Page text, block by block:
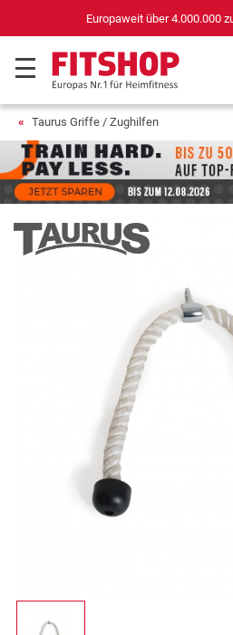
für Sportgeräte (n-
Taurus Griffe / Zughilfen